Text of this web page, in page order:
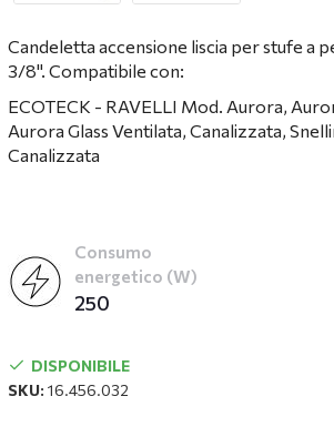
Candeletta accensione liscia per stufe a
3/8". Compatibile con:
ECOTECK - RAVELLI Mod. Aurora,
Aurora Glass Ventilata, Canalizzata,
Canalizzata
Consumo
energetico (W)
250
DISPONIBILE
SKU: 16.456.032